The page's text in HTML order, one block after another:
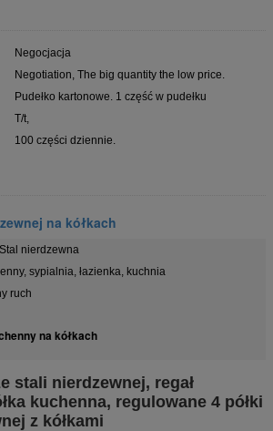
Negocjacja
Negotiation, The big quantity the low price.
Pudełko kartonowe. 1 część w pudełku
T/t,
100 części dziennie.
na kółkach
nierdzewna
sypialnia, łazienka, kuchnia
ruch
na kółkach
stali nierdzewnej, regał
kuchenna, regulowane 4 półki
z kółkami